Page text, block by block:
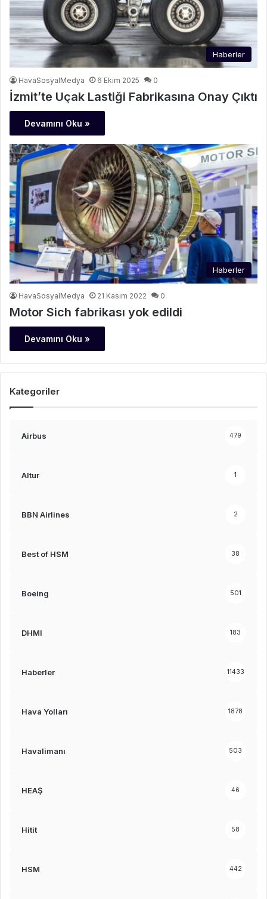
Haberler
HavaSosyalMedya 6 Ekim 2025 0
İzmit’te Uçak Lastiği Fabrikasına Onay Çıktı
Devamını Oku »
Haberler
HavaSosyalMedya 21 Kasım 2022 0
Motor Sich fabrikası yok edildi
Devamını Oku »
Kategoriler
Airbus 479
Altur 1
BBN Airlines 2
Best of HSM 38
Boeing 501
DHMI 183
Haberler 11433
Hava Yolları 1878
Havalimanı 503
HEAŞ 46
Hitit 58
HSM 442